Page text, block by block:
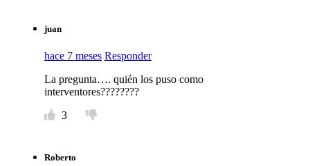
juan
hace 7 meses Responder
La pregunta…. quién los puso como
interventores????????
3
Roberto